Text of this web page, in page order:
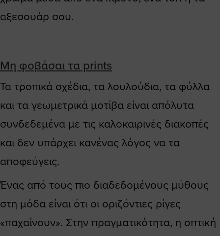
αξεσουάρ σου.
Μη φοβάσαι τα prints
Τα τροπικά σχέδια, τα λουλούδια, τα φύλλα
και τα γεωμετρικά μοτίβα είναι απόλυτα
συνδεδεμένα με τις καλοκαιρινές διακοπές
και δεν υπάρχει κανένας λόγος να τα
αποφεύγεις.
Ένας από τους πιο διαδεδομένους μύθους
στη μόδα είναι ότι οι οριζόντιες ρίγες
«παχαίνουν». Στην πραγματικότητα, η οπτική